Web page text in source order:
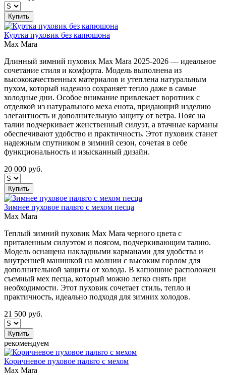
Купить
Куртка пуховик без капюшона
Max Mara
Длинный зимний пуховик Max Mara 2025-2026 — идеальное
сочетание стиля и комфорта. Модель выполнена из
высококачественных материалов и утеплена натуральным
пухом, который надежно сохраняет тепло даже в самые
холодные дни. Особое внимание привлекает воротник с
отделкой из натурального меха енота, придающий изделию
элегантность и дополнительную защиту от ветра. Пояс на
талии подчеркивает женственный силуэт, а втачные карманы
обеспечивают удобство и практичность. Этот пуховик станет
надежным спутником в зимний сезон, сочетая в себе
функциональность и изысканный дизайн.
20 000 руб.
Купить
Зимнее пуховое пальто с мехом песца
Max Mara
Теплый зимний пуховик Max Mara черного цвета с
приталенным силуэтом и поясом, подчеркивающим талию.
Модель оснащена накладными карманами для удобства и
внутренней манишкой на молнии с высоким горлом для
дополнительной защиты от холода. В капюшоне расположен
съемный мех песца, который можно легко снять при
необходимости. Этот пуховик сочетает стиль, тепло и
практичность, идеально подходя для зимних холодов.
21 500 руб.
Купить
рекомендуем
Коричневое пуховое пальто с мехом
Max Mara